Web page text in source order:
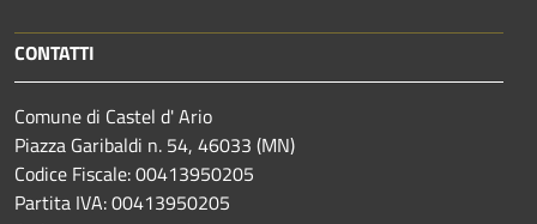
CONTATTI
Comune di Castel d' Ario
Piazza Garibaldi n. 54, 46033 (MN)
Codice Fiscale: 00413950205
Partita IVA: 00413950205